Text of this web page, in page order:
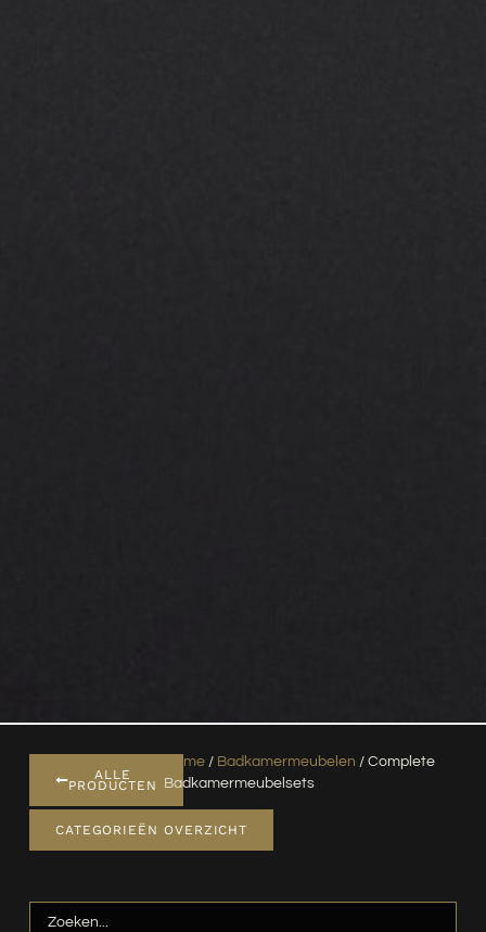
ALLE
PRODUCTEN
Home / Badkamermeubelen / Complete
Badkamermeubelsets
CATEGORIEËN OVERZICHT